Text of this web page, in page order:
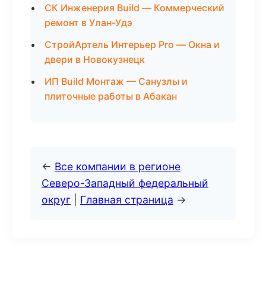
СК Инженерия Build — Коммерческий
ремонт в Улан-Удэ
СтройАртель Интерьер Pro — Окна и
двери в Новокузнецк
ИП Build Монтаж — Санузлы и
плиточные работы в Абакан
← Все компании в регионе
Северо-Западный федеральный
округ
Главная страница →